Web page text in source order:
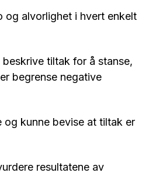
og alvorlighet i hvert enkelt
tiltak for å stanse,
begrense negative
og kunne bevise at tiltak er
resultatene av